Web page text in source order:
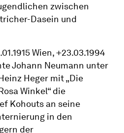
zwischen
Dasein und
Wien, +23.03.1994
Johann Neumann unter
Heger mit „Die
Winkel“ die
Kohouts an seine
in den
der